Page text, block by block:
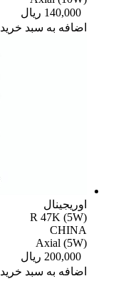
140,000 ریال
اضافه به سبد خرید
اوریجینال
R 47K (5W)
CHINA
Axial (5W)
200,000 ریال
اضافه به سبد خرید